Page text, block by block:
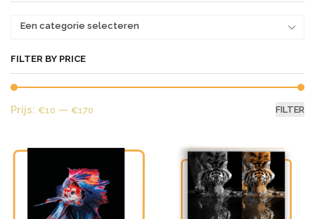
Een categorie selecteren
FILTER BY PRICE
FILTER
Prijs: €10 — €170